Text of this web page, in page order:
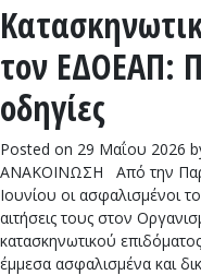
τον ΕΔΟΕΑΠ:
οδηγίες
Posted on 29 Μαΐου 2026
ΑΝΑΚΟΙΝΩΣΗ Από την
Ιουνίου οι ασφαλισμένοι
αιτήσεις τους στον
κατασκηνωτικού
έμμεσα ασφαλισμένα και